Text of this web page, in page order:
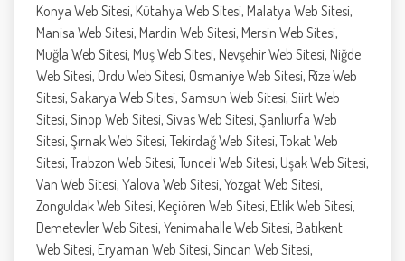
Konya Web Sitesi, Kütahya Web Sitesi, Malatya Web Sitesi,
Manisa Web Sitesi, Mardin Web Sitesi, Mersin Web Sitesi,
Muğla Web Sitesi, Muş Web Sitesi, Nevşehir Web Sitesi, Niğde
Web Sitesi, Ordu Web Sitesi, Osmaniye Web Sitesi, Rize Web
Sitesi, Sakarya Web Sitesi, Samsun Web Sitesi, Siirt Web
Sitesi, Sinop Web Sitesi, Sivas Web Sitesi, Şanlıurfa Web
Sitesi, Şırnak Web Sitesi, Tekirdağ Web Sitesi, Tokat Web
Sitesi, Trabzon Web Sitesi, Tunceli Web Sitesi, Uşak Web Sitesi,
Van Web Sitesi, Yalova Web Sitesi, Yozgat Web Sitesi,
Zonguldak Web Sitesi, Keçiören Web Sitesi, Etlik Web Sitesi,
Demetevler Web Sitesi, Yenimahalle Web Sitesi, Batıkent
Web Sitesi, Eryaman Web Sitesi, Sincan Web Sitesi,